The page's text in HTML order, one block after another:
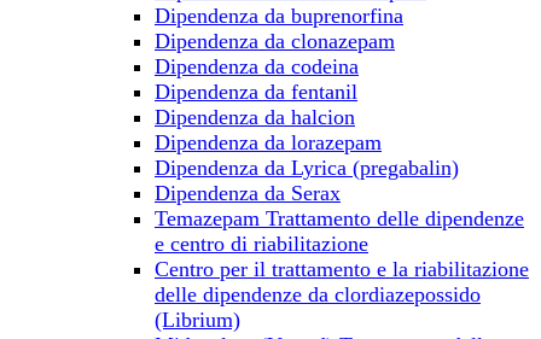
Dipendenza da buprenorfina
Dipendenza da clonazepam
Dipendenza da сodeina
Dipendenza da fentanil
Dipendenza da halcion
Dipendenza da lorazepam
Dipendenza da Lyrica (pregabalin)
Dipendenza da Serax
Temazepam Trattamento delle dipendenze
e centro di riabilitazione
Centro per il trattamento e la riabilitazione
delle dipendenze da clordiazepossido
(Librium)